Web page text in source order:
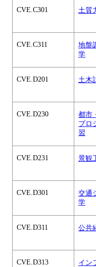
CVE.C301 土質
CVE.C311
地盤
学
CVE.D201 土木
CVE.D230
都市
プロ
習
CVE.D231 景観
CVE.D301
交通
学
CVE.D311 公共
CVE.D313 イン